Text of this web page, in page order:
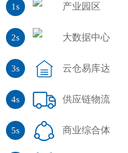
1s 产业园区
2s 大数据中心
3s 云仓易库达
4s 供应链物流
5s 商业综合体